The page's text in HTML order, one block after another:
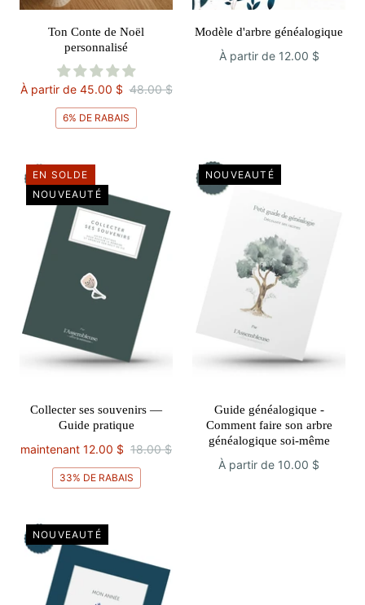
Ton Conte de Noël
personnalisé
À partir de 45.00 $ 48.00 $
6% DE RABAIS
Modèle d'arbre généalogique
À partir de 12.00 $
EN SOLDE
NOUVEAUTÉ
Collecter ses souvenirs —
Guide pratique
maintenant 12.00 $ 18.00 $
33% DE RABAIS
NOUVEAUTÉ
Guide généalogique -
Comment faire son arbre
généalogique soi-même
À partir de 10.00 $
NOUVEAUTÉ